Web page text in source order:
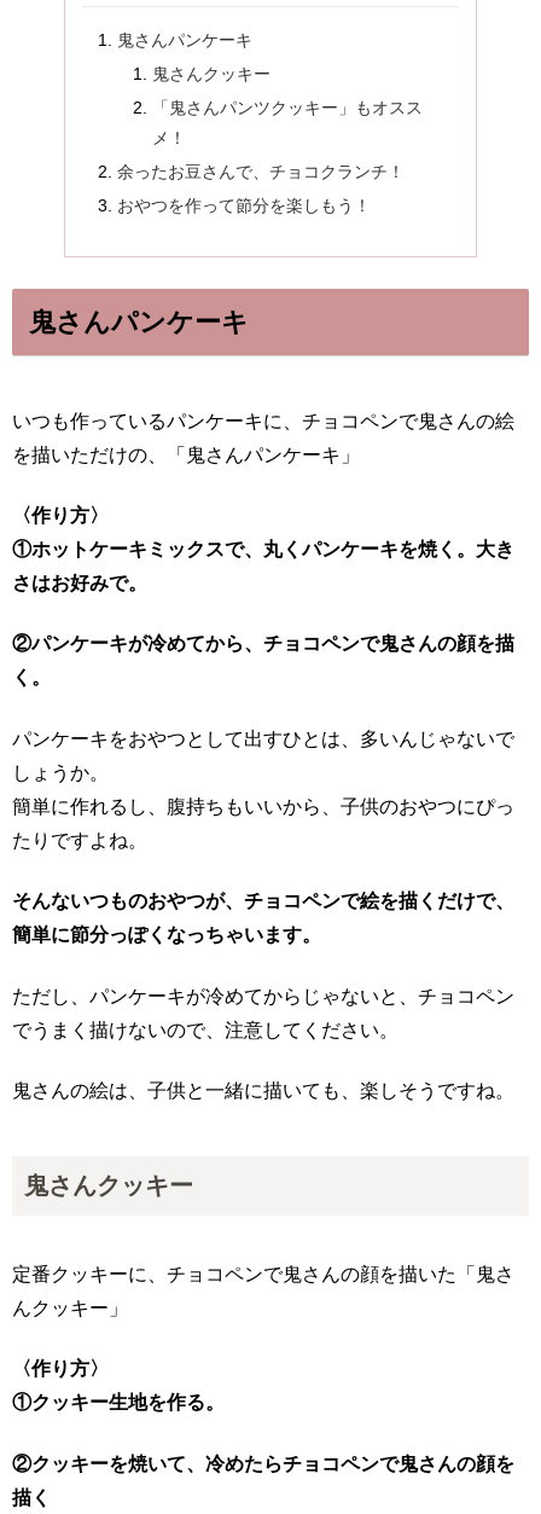
鬼さんパンケーキ
鬼さんクッキー
「鬼さんパンツクッキー」もオスス
メ！
余ったお豆さんで、チョコクランチ！
おやつを作って節分を楽しもう！
鬼さんパンケーキ
いつも作っているパンケーキに、チョコペンで鬼さんの絵
を描いただけの、「鬼さんパンケーキ」
〈作り方〉
①ホットケーキミックスで、丸くパンケーキを焼く。大き
さはお好みで。
②パンケーキが冷めてから、チョコペンで鬼さんの顔を描
く。
パンケーキをおやつとして出すひとは、多いんじゃないで
しょうか。
簡単に作れるし、腹持ちもいいから、子供のおやつにぴっ
たりですよね。
そんないつものおやつが、チョコペンで絵を描くだけで、
簡単に節分っぽくなっちゃいます。
ただし、パンケーキが冷めてからじゃないと、チョコペン
でうまく描けないので、注意してください。
鬼さんの絵は、子供と一緒に描いても、楽しそうですね。
鬼さんクッキー
定番クッキーに、チョコペンで鬼さんの顔を描いた「鬼さ
んクッキー」
〈作り方〉
①クッキー生地を作る。
②クッキーを焼いて、冷めたらチョコペンで鬼さんの顔を
描く